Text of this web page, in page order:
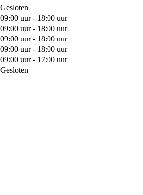
Gesloten
09:00 uur - 18:00 uur
09:00 uur - 18:00 uur
09:00 uur - 18:00 uur
09:00 uur - 18:00 uur
09:00 uur - 17:00 uur
Gesloten